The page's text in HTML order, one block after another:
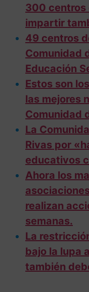
300 centros
impartir
49 centros
Comunidad
Educación
Estos son
las mejores
Comunidad
La
Rivas por
educativos
Ahora los
realizan
semanas.
La
bajo la lupa
también